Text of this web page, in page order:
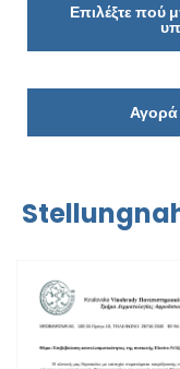
Επιλέξτε πού